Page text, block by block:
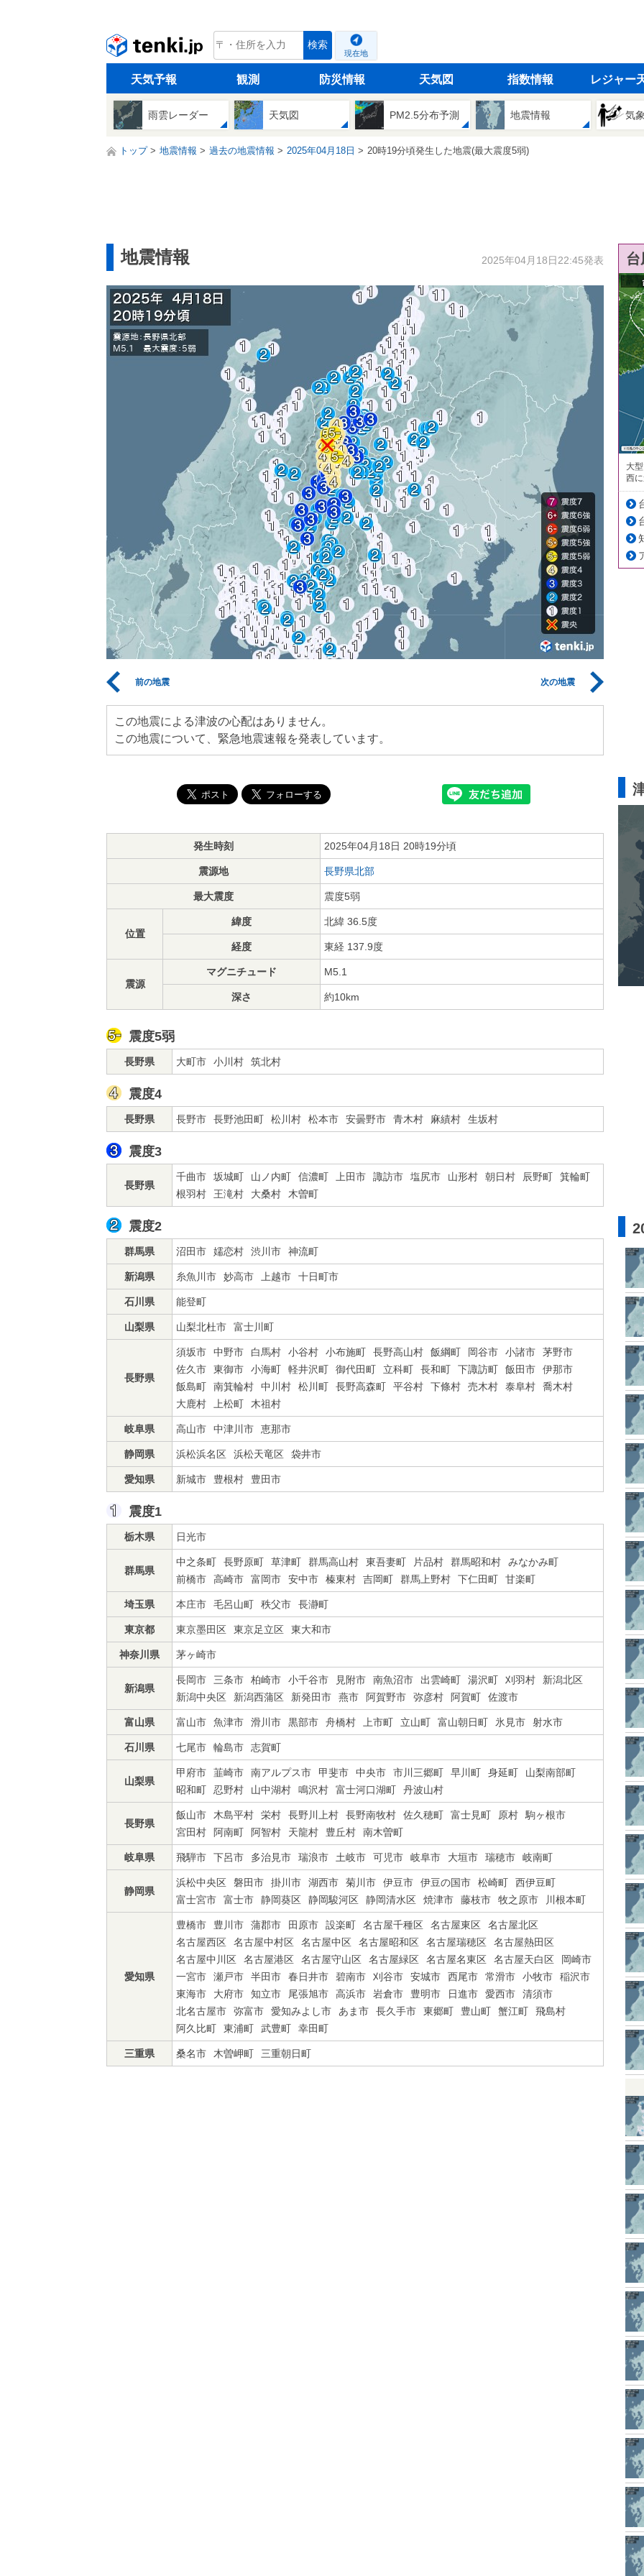
tenki.jp 検索
現在地
天気予報 観測 防災情報 天気図 指数情報 レジャー
雨雲レーダー 天気図 PM2.5分布予測 地震情報 気
トップ 地震情報 過去の地震情報 2025年04月18日 20時19分頃発生した地震(最大震度5弱)
地震情報 2025年04月18日22:45発表
前の地震 次の地震
この地震による津波の心配はありません。
この地震について、緊急地震速報を発表しています。
発生時刻 2025年04月18日 20時19分頃
震源地 長野県北部
最大震度 震度5弱
位置
緯度 北緯 36.5度
経度 東経 137.9度
震源
マグニチュード M5.1
深さ 約10km
震度5弱
長野県 大町市 小川村 筑北村
震度4
長野県 長野市 長野池田町 松川村 松本市 安曇野市 青木村 麻績村 生坂村
震度3
長野県
千曲市 坂城町 山ノ内町 信濃町 上田市 諏訪市 塩尻市 山形村 朝日村 辰野町
箕輪町
根羽村
王滝村 大桑村 木曽町
震度2
群馬県 沼田市 嬬恋村 渋川市 神流町
新潟県 糸魚川市 妙高市 上越市 十日町市
石川県 能登町
山梨県 山梨北杜市 富士川町
長野県
須坂市 中野市 白馬村 小谷村 小布施町 長野高山村 飯綱町 岡谷市 小諸市
茅野市
佐久市
東御市 小海町 軽井沢町 御代田町 立科町 長和町 下諏訪町 飯田市
伊那市
飯島町
南箕輪村 中川村 松川町 長野高森町 平谷村 下條村 売木村 泰阜村
喬木村
大鹿村
上松町 木祖村
岐阜県 高山市 中津川市 恵那市
静岡県 浜松浜名区 浜松天竜区 袋井市
愛知県 新城市 豊根村 豊田市
震度1
栃木県 日光市
群馬県
中之条町 長野原町 草津町 群馬高山村 東吾妻町 片品村 群馬昭和村
みなかみ町
前橋市
高崎市 富岡市 安中市 榛東村 吉岡町 群馬上野村 下仁田町 甘楽町
埼玉県 本庄市 毛呂山町 秩父市 長瀞町
東京都 東京墨田区 東京足立区 東大和市
神奈川県 茅ヶ崎市
新潟県
長岡市 三条市 柏崎市 小千谷市 見附市 南魚沼市 出雲崎町 湯沢町 刈羽村
新潟北区
新潟中央区
新潟西蒲区 新発田市 燕市 阿賀野市 弥彦村 阿賀町 佐渡市
富山県 富山市 魚津市 滑川市 黒部市 舟橋村 上市町 立山町 富山朝日町 氷見市 射水市
石川県 七尾市 輪島市 志賀町
山梨県
甲府市 韮崎市 南アルプス市 甲斐市 中央市 市川三郷町 早川町 身延町
山梨南部町
昭和町
忍野村 山中湖村 鳴沢村 富士河口湖町 丹波山村
長野県
飯山市 木島平村 栄村 長野川上村 長野南牧村 佐久穂町 富士見町 原村
駒ヶ根市
宮田村
阿南町 阿智村 天龍村 豊丘村 南木曽町
岐阜県 飛騨市 下呂市 多治見市 瑞浪市 土岐市 可児市 岐阜市 大垣市 瑞穂市 岐南町
静岡県
浜松中央区 磐田市 掛川市 湖西市 菊川市 伊豆市 伊豆の国市 松崎町
西伊豆町
富士宮市
富士市 静岡葵区 静岡駿河区 静岡清水区 焼津市 藤枝市 牧之原市 川根本町
愛知県
豊橋市 豊川市 蒲郡市 田原市 設楽町 名古屋千種区 名古屋東区
名古屋北区
名古屋西区
名古屋中村区 名古屋中区 名古屋昭和区 名古屋瑞穂区
名古屋熱田区
名古屋中川区
名古屋港区 名古屋守山区 名古屋緑区 名古屋名東区 名古屋天白区
岡崎市
一宮市
瀬戸市 半田市 春日井市 碧南市 刈谷市 安城市 西尾市 常滑市 小牧市
稲沢市
東海市
大府市 知立市 尾張旭市 高浜市 岩倉市 豊明市 日進市 愛西市
清須市
北名古屋市
弥富市 愛知みよし市 あま市 長久手市 東郷町 豊山町 蟹江町
飛島村
阿久比町
東浦町 武豊町 幸田町
三重県 桑名市 木曽岬町 三重朝日町
大
西